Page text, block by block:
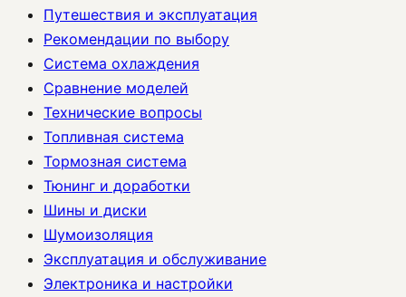
Путешествия и эксплуатация
Рекомендации по выбору
Система охлаждения
Сравнение моделей
Технические вопросы
Топливная система
Тормозная система
Тюнинг и доработки
Шины и диски
Шумоизоляция
Эксплуатация и обслуживание
Электроника и настройки